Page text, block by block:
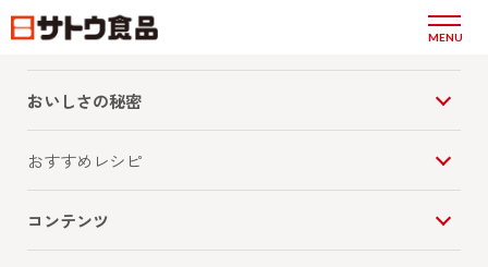
MENU
もち入りたこ焼き
商品情報
おいしさの秘密
おすすめレシピ
コンテンツ